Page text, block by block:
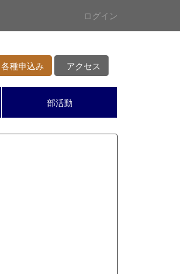
ログイン
各種申込み アクセス
部活動